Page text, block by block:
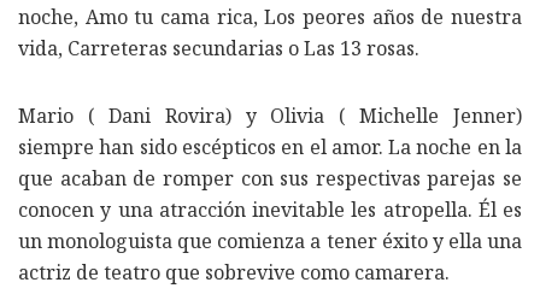
noche, Amo tu cama rica, Los peores años de nuestra
vida, Carreteras secundarias o Las 13 rosas.
Mario ( Dani Rovira) y Olivia ( Michelle Jenner)
siempre han sido escépticos en el amor. La noche en la
que acaban de romper con sus respectivas parejas se
conocen y una atracción inevitable les atropella. Él es
un monologuista que comienza a tener éxito y ella una
actriz de teatro que sobrevive como camarera.